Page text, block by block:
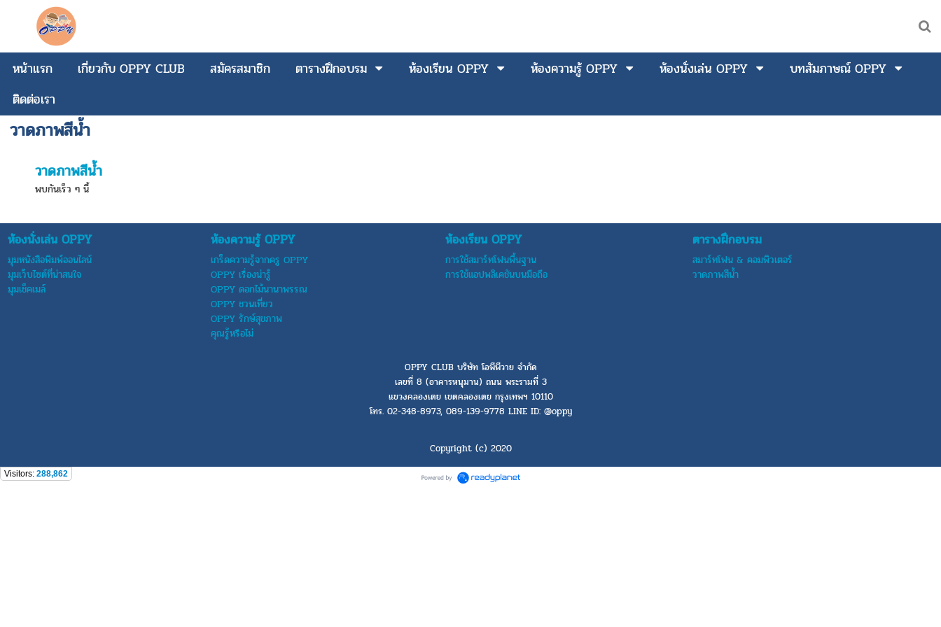
หน้าแรก เกี่ยวกับ OPPY CLUB สมัครสมาชิก ตารางฝึกอบรม ห้องเรียน OPPY ห้องความรู้ OPPY ห้องนั่งเล่น OPPY
บทสัมภาษณ์ OPPY
ติดต่อเรา
วาดภาพสีน้ำ
วาดภาพสีน้ำ
พบกันเร็ว ๆ นี้
ห้องนั่งเล่น OPPY
มุมหนังสือพิมพ์ออนไลน์
มุมเว็บไซต์ที่น่าสนใจ
มุมเช็คเมล์
ห้องความรู้ OPPY
เกร็ดความรู้จากครู OPPY
OPPY เรื่องน่ารู้
OPPY ดอกไม้นานาพรรณ
OPPY ชวนเที่ยว
OPPY รักษ์สุขภาพ
คุณรู้หรือไม่
ห้องเรียน OPPY
การใช้สมาร์ทโฟนพื้นฐาน
การใช้แอปพลิเคชันบนมือถือ
ตารางฝึกอบรม
สมาร์ทโฟน & คอมพิวเตอร์
วาดภาพสีน้ำ
OPPY CLUB บริษัท โอพีพีวาย จำกัด
เลขที่ 8 (อาคารหนุมาน) ถนน พระรามที่ 3
แขวงคลองเตย เขตคลองเตย กรุงเทพฯ 10110
โทร. 02-348-8973, 089-139-9778 LINE ID: @oppy
Copyright (c) 2020
Visitors: 288,862